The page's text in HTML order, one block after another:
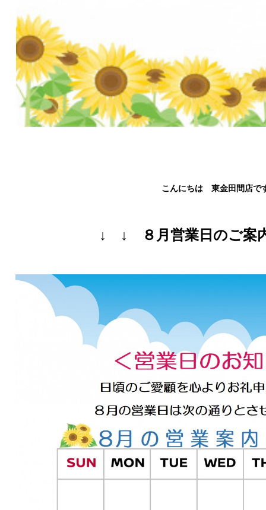
こんにちは 東金田間店で
↓ ↓ ８月営業日のご